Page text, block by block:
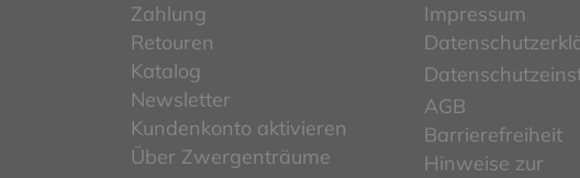
Zahlung
Retouren
Katalog
Newsletter
Kundenkonto aktivieren
Über Zwergenträume
Impressum
AGB
Barrierefreiheit
Hinweise zur